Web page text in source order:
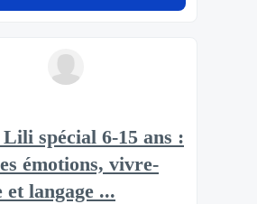
spécial 6-15 ans :
émotions, vivre-
et langage ...